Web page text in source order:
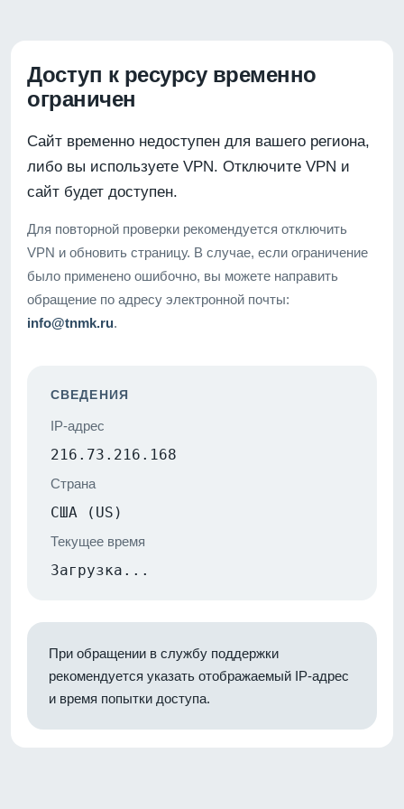
Доступ к ресурсу временно
ограничен
Сайт временно недоступен для вашего региона,
либо вы используете VPN. Отключите VPN и
сайт будет доступен.
Для повторной проверки рекомендуется отключить
VPN и обновить страницу. В случае, если ограничение
было применено ошибочно, вы можете направить
обращение по адресу электронной почты:
info@tnmk.ru.
СВЕДЕНИЯ
IP-адрес
216.73.216.168
Страна
США (US)
Текущее время
Загрузка...
При обращении в службу поддержки
рекомендуется указать отображаемый IP-адрес
и время попытки доступа.